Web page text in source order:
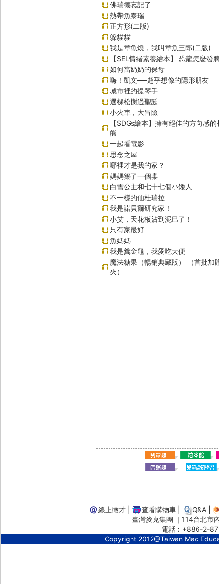
佛瑞德忘記了
熱帶魚泰瑞
正方形(二版)
躲貓貓
我是章魚燒，我叫章魚三郎(二版)
【SEL情緒素養繪本】 恐龍怎麼發
如何當奶奶的保母
嗨！凱文──超乎想像的隱形朋友
城市裡的提琴手
選棵松樹過聖誕
小火車，大冒險
【SDGs繪本】擁有絕佳的方向感
熊
一起看電影
思念之屋
哪裡才是我的家？
媽媽築了一個巢
白雪公主和七十七個小矮人
不一樣的仙杜瑞拉
我是諾貝爾研究家！
小艾，天花板沾到泥巴了！
只有家最好
魚媽媽
我是糞金龜，我愛吃大便
魔法糖果（暢銷典藏版） （首批加
夾）
線上徵才 查看購物車 Q&A
臺灣麥克集團 ｜114台北
電話︰+886-2-
Copyright 2012@Taiwan Mac